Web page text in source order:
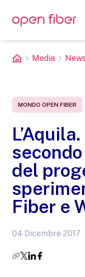
Media News
MONDO OPEN FIBER
del
Fiber e
04 Dicembre 2017